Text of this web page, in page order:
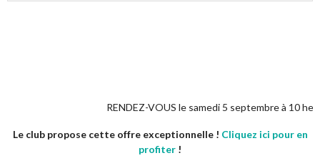
RENDEZ-VOUS le samedi 5 septembre à 10
Le club propose cette offre exceptionnelle ! Cliquez ici pour en
profiter !